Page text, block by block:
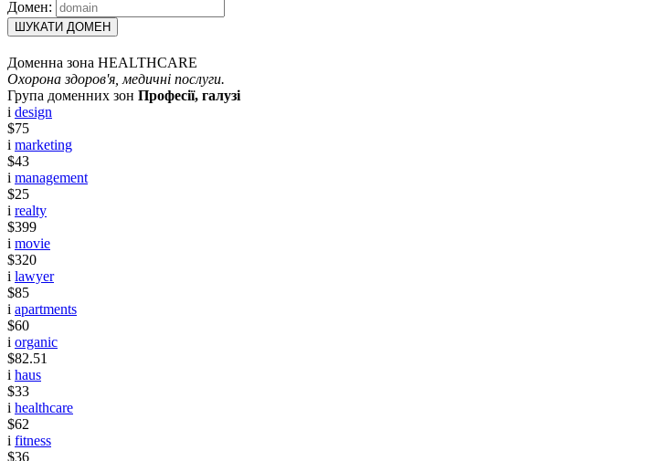
Домен:
ШУКАТИ ДОМЕН
Доменна зона HEALTHCARE
Охорона здоров'я, медичні послуги.
Група доменних зон Професії, галузі
i design
$75
i marketing
$43
i management
$25
i realty
$399
i movie
$320
i lawyer
$85
i apartments
$60
i organic
$82.51
i haus
$33
i healthcare
$62
i fitness
$36